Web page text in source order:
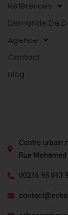
Références
Demande De
Agence
Contact
Blog
Centre urbain
Rue
00216 95 013